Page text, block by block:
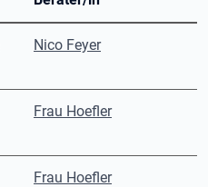
Nico Feyer
Frau Hoefler
Frau Hoefler